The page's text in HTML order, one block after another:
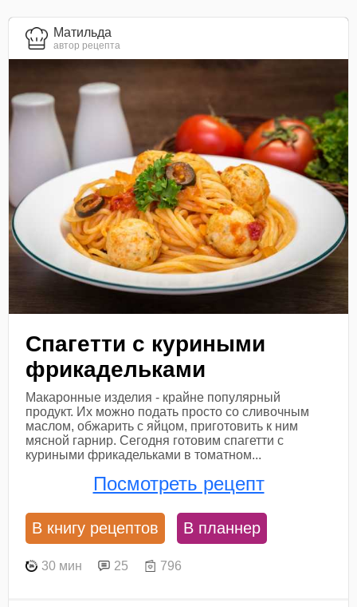
Матильда
автор рецепта
Спагетти с куриными
фрикадельками
Макаронные изделия - крайне популярный
продукт. Их можно подать просто со сливочным
маслом, обжарить с яйцом, приготовить к ним
мясной гарнир. Сегодня готовим спагетти с
куриными фрикадельками в томатном...
Посмотреть рецепт
В книгу рецептов В планнер
30 мин 25 796